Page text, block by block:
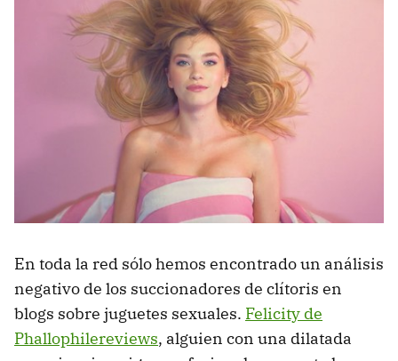
En toda la red sólo hemos encontrado un análisis
negativo de los succionadores de clítoris en
blogs sobre juguetes sexuales. Felicity de
Phallophilereviews, alguien con una dilatada